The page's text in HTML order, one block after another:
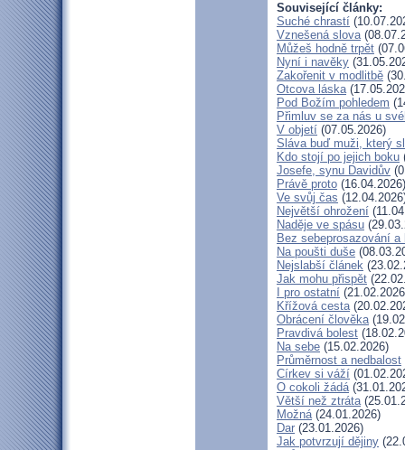
Související články:
Suché chrastí
Vznešená slova
Můžeš hodně trpět
Nyní i navěky
Zakořenit v modlitbě
Otcova láska
Pod Božím pohledem
Přimluv se za nás u
V objetí (07.05.2026)
Sláva buď muži, který
Kdo stojí po jejich boku
Josefe, synu Davidův
Právě proto (16.04.2026)
Ve svůj čas
Největší ohrožení
Naděje ve spásu
Bez sebeprosazování
Na poušti duše
Nejslabší článek
Jak mohu přispět
I pro ostatní
Křížová cesta
Obrácení člověka
Pravdivá bolest
Na sebe (15.02.2026)
Průměrnost a nedbalost
Církev si váží
O cokoli žádá
Větší než ztráta
Možná(24.01.2026)
Dar (23.01.2026)
Jak potvrzují dějiny